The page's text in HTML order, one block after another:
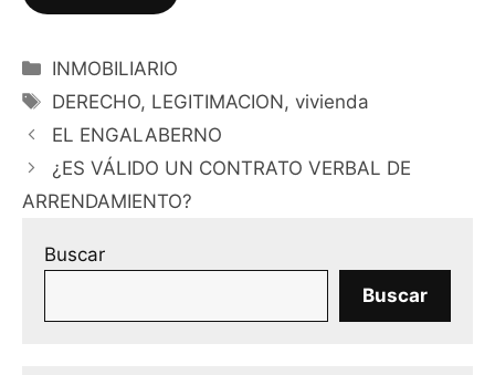
Categorías
INMOBILIARIO
Etiquetas
DERECHO, LEGITIMACION,vivienda
EL ENGALABERNO
¿ES VÁLIDO UN CONTRATO VERBAL DE
ARRENDAMIENTO?
Buscar
Buscar